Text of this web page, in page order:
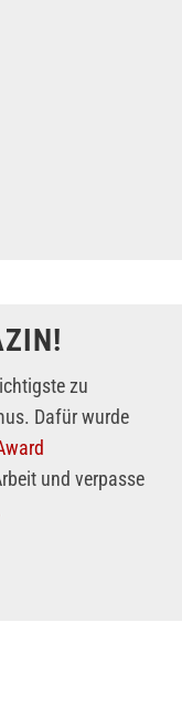
zu
Dafür wurde
und verpasse